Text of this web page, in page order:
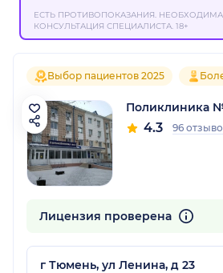
ЕСТЬ ПРОТИВОПОКАЗАНИЯ. НЕОБХОДИМА
КОНСУЛЬТАЦИЯ СПЕЦИАЛИСТА. 18+
Выбор пациентов 2025
Поликлиника
4.3 96
Лицензия проверена
г Тюмень, ул Ленина, д 23